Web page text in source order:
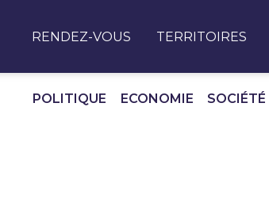
RENDEZ-VOUS TERRITOIRES
POLITIQUE ECONOMIE SOCIÉTÉ